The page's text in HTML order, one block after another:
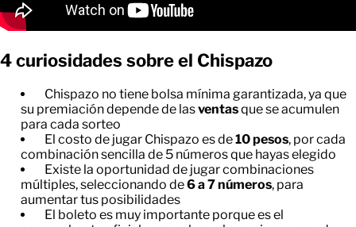
4 curiosidades sobre el Chispazo
Chispazo no tiene bolsa mínima garantizada, ya que
su premiación depende de lasventasque se acumulen
para cada sorteo
El costo de jugar Chispazo es de10 pesos, por cada
combinación sencilla de 5 números que hayas elegido
Existe la oportunidad de jugar combinaciones
múltiples, seleccionando de6 a 7 números, para
aumentar tus posibilidades
El boleto es muy importante porque es el